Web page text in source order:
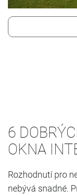
6
OKNA
Rozhodnutí pro
nebývá snadné.